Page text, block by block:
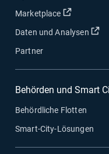
Marketplace
In neuem
Daten und Analysen In
Partner
Behörden und Smart
Behördliche Flotten
Smart-City-Lösungen